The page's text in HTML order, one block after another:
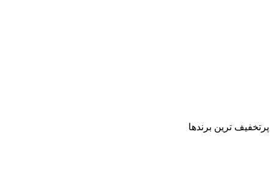
پرتخفیف ترین برندها